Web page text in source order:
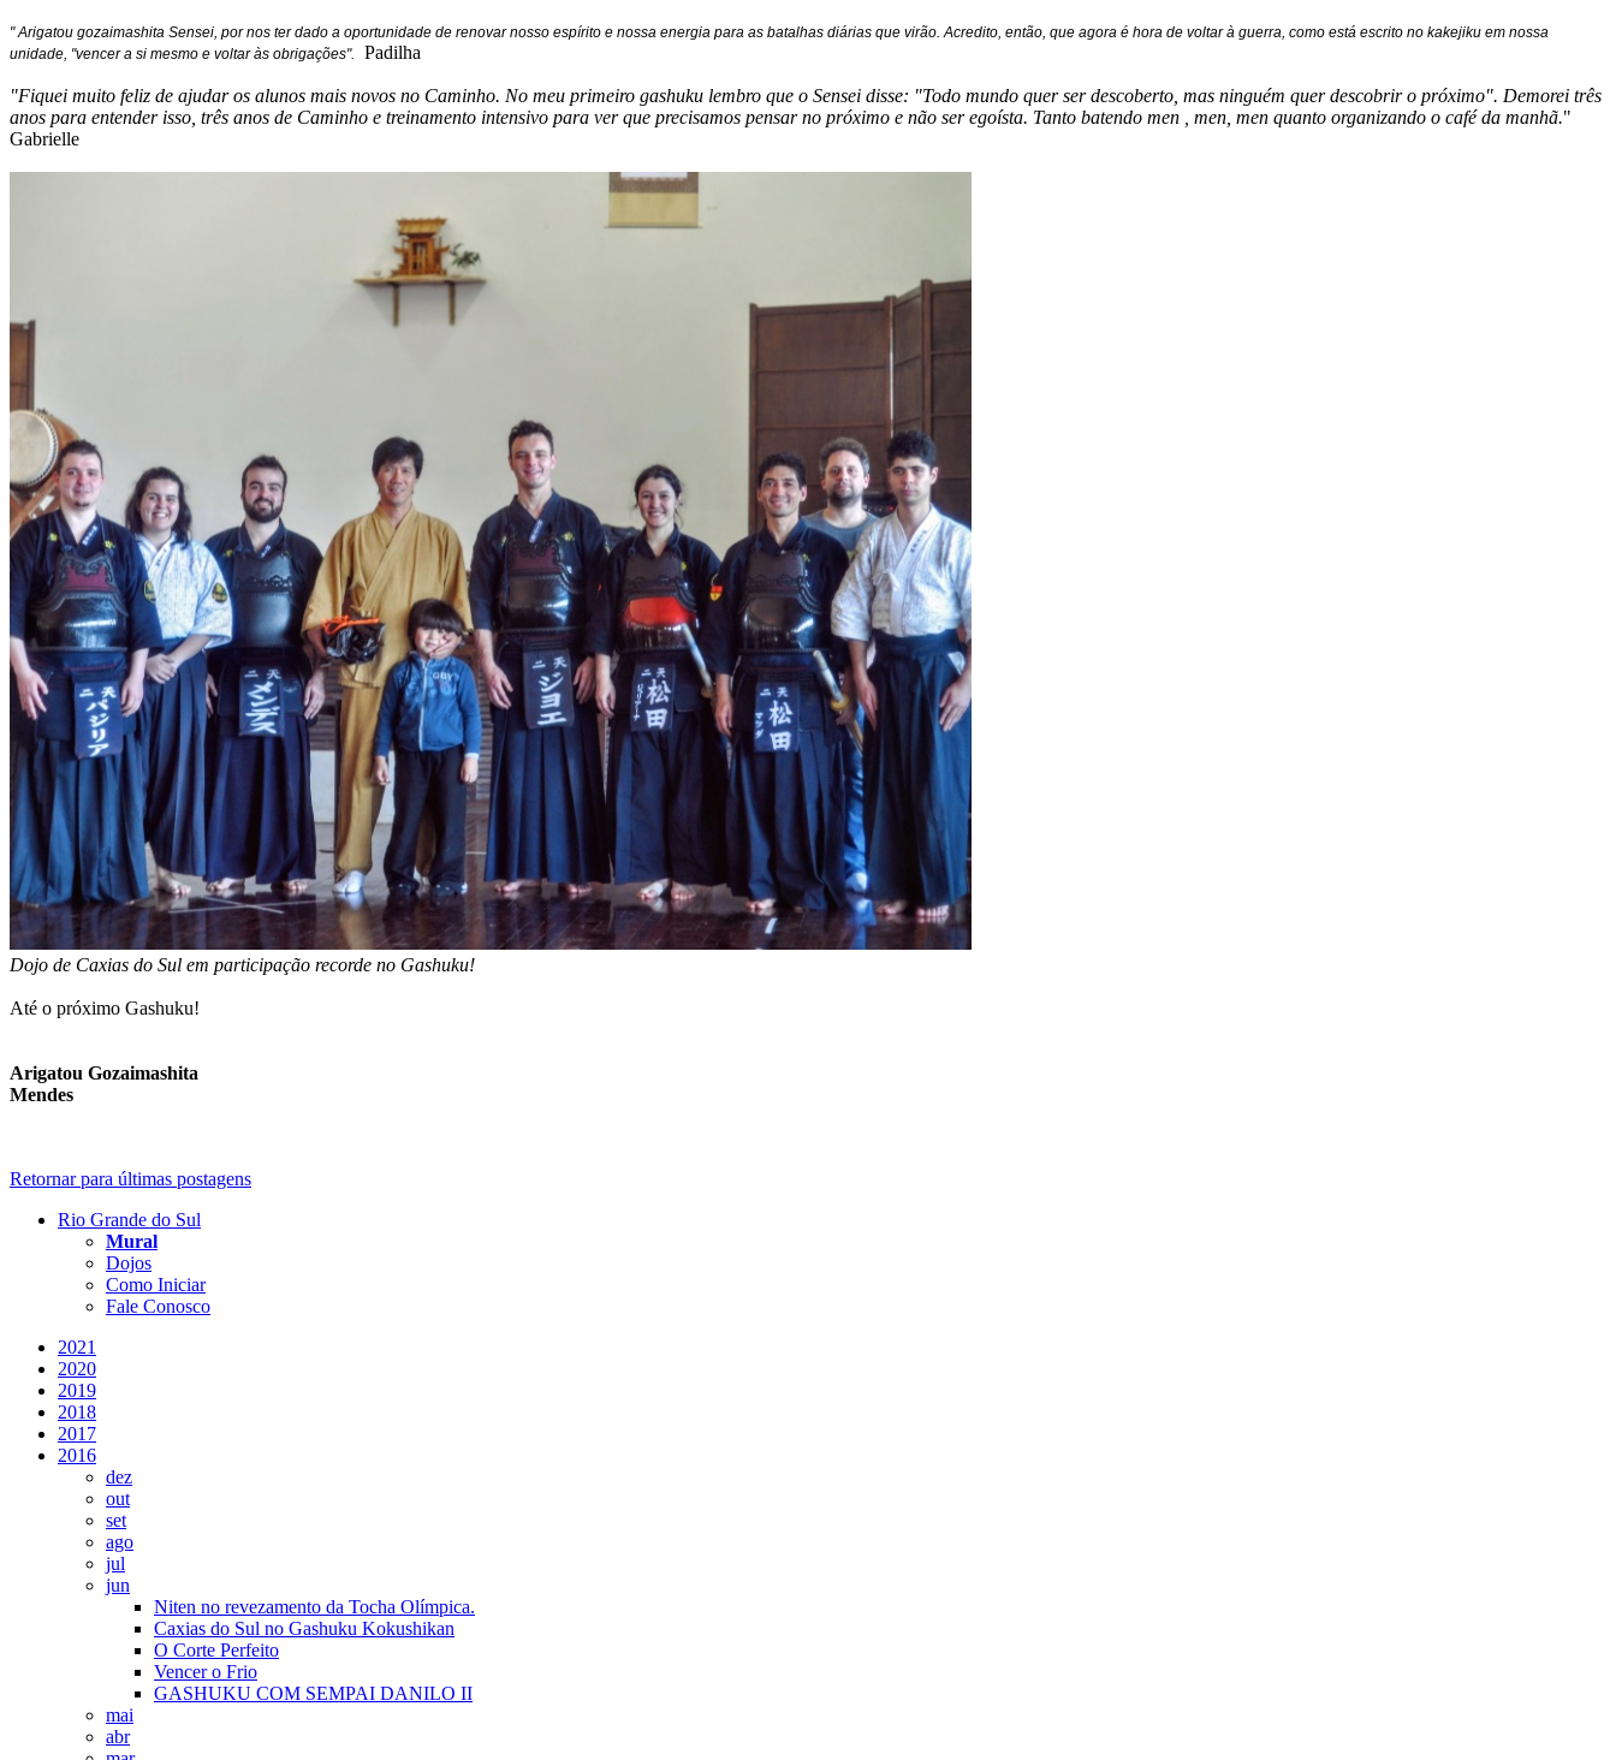
" Arigatou gozaimashita Sensei, por nos ter dado a oportunidade de renovar nosso espírito e nossa energia para as batalhas diárias que virão. Acredito, então, que agora é hora de voltar à guerra, como está escrito no kakejiku em nossa
unidade, "vencer a si mesmo e voltar às obrigações".
Padilha
"Fiquei muito feliz de ajudar os alunos mais novos no Caminho. No meu primeiro gashuku lembro que o Sensei disse: "Todo mundo quer ser descoberto, mas ninguém quer descobrir o próximo". Demorei três
anos para entender isso, três anos de Caminho e treinamento intensivo para ver que precisamos pensar no próximo e não ser egoísta. Tanto batendo men , men, men quanto organizando o café da manhã."
Gabrielle
Dojo de Caxias do Sul em participação recorde no Gashuku!
Até o próximo Gashuku!
Arigatou Gozaimashita
Mendes
Retornar para últimas postagens
Rio Grande do Sul
Mural
Dojos
Como Iniciar
Fale Conosco
2021
2020
2019
2018
2017
2016
dez
out
set
ago
jul
jun
Niten no revezamento da Tocha Olímpica.
Caxias do Sul no Gashuku Kokushikan
O Corte Perfeito
Vencer o Frio
GASHUKU COM SEMPAI DANILO II
mai
abr